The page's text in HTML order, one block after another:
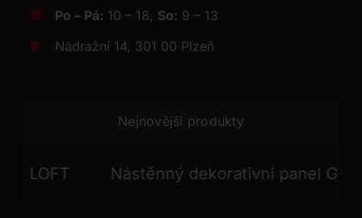
Po – Pá: 10 – 18, So: 9 – 13
Nádražní 14, 301 00 Plzeň
Nejnovější produkty
Nástěnný dekorativní panel GONG